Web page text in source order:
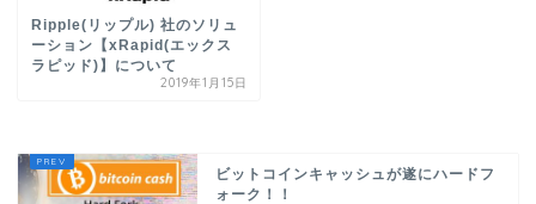
Ripple(リップル) 社のソリュ
ーション【xRapid(エックス
ラピッド)】について
2019年1月15日
ビットコインキャッシュが遂にハードフ
ォーク！！